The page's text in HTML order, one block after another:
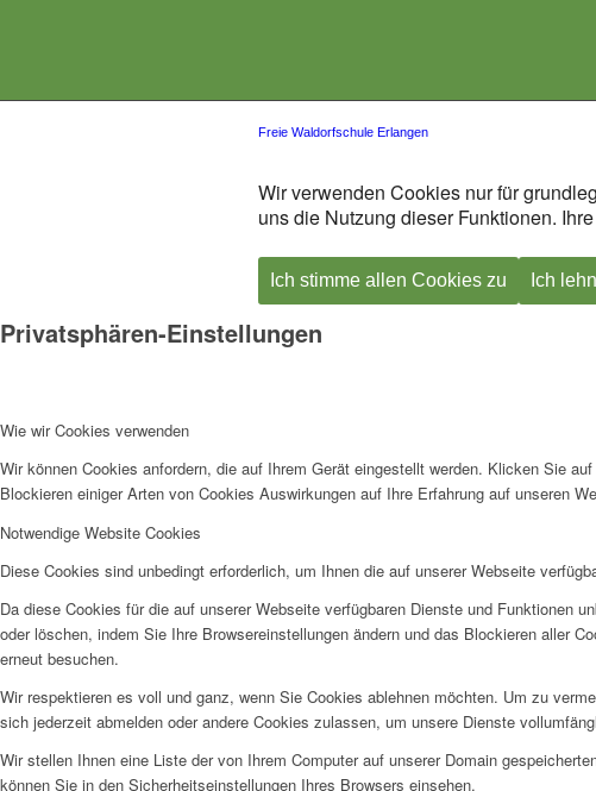
Freie Waldorfschule Erlangen
Wir verwenden Cookies nur für
uns die Nutzung dieser Funktionen.
Ich stimme allen Cookies zu Ich
Privatsphären-Einstellungen
Wie wir Cookies verwenden
Wir können Cookies anfordern, die auf Ihrem Gerät eingestellt werden. Klicken Sie
Blockieren einiger Arten von Cookies Auswirkungen auf Ihre Erfahrung auf unseren
Notwendige Website Cookies
Diese Cookies sind unbedingt erforderlich, um Ihnen die auf unserer Webseite
Da diese Cookies für die auf unserer Webseite verfügbaren Dienste und Funktionen
oder löschen, indem Sie Ihre Browsereinstellungen ändern und das Blockieren aller
erneut besuchen.
Wir respektieren es voll und ganz, wenn Sie Cookies ablehnen möchten. Um zu
sich jederzeit abmelden oder andere Cookies zulassen, um unsere Dienste
Wir stellen Ihnen eine Liste der von Ihrem Computer auf unserer Domain
können Sie in den Sicherheitseinstellungen Ihres Browsers einsehen.